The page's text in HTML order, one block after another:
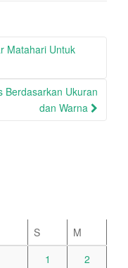
Matahari Untuk
Berdasarkan Ukuran
dan Warna
S
M
1
2